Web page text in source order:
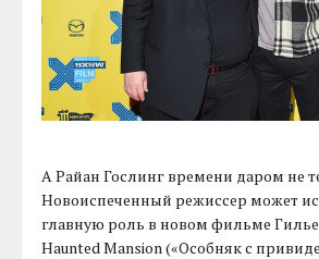
А Райан Гослинг времени даром не
Новоиспеченный режиссер может
главную роль в новом фильме
Haunted Mansion («Особняк с